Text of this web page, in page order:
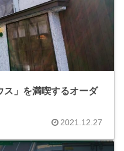
ス」を満喫するオーダ
2021.12.27